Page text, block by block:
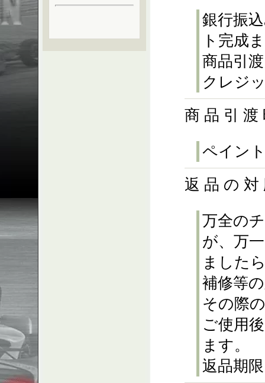
銀行振
ト完成
商品引
クレジ
商 品 引 渡
ペイン
返 品 の 対
万全の
が、万
ました
補修等
その際
ご使用
ます。
返品期